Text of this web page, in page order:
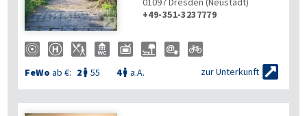

+49-351-3237779
FeWo ab €: 2  55 4 a.A. zur Unterkunft 